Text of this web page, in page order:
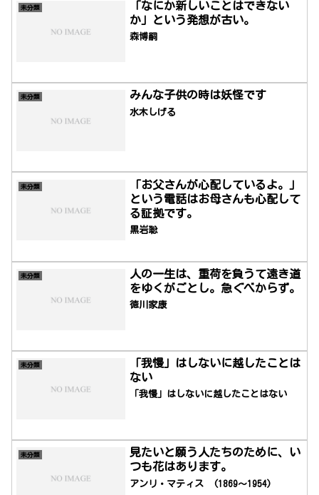
未分類
「なにか新しいことはできない
か」という発想が古い。
森博嗣
未分類 みんな子供の時は妖怪です
水木しげる
未分類
「お父さんが心配しているよ。」
という電話はお母さんも心配して
る証拠です。
黒岩聡
未分類
人の一生は、重荷を負うて遠き道
をゆくがごとし。急ぐべからず。
徳川家康
未分類
「我慢」はしないに越したことは
ない
「我慢」はしないに越したことはない
未分類
見たいと願う人たちのために、い
つも花はあります。
アンリ・マティス (1869～1954)